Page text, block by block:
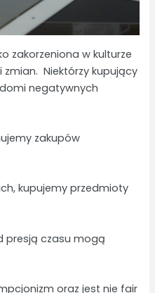
zakorzeniona w kulturze
zmian. Niektórzy kupujący
negatywnych
zakupów
kupujemy przedmioty
czasu mogą
oraz jest nie fair